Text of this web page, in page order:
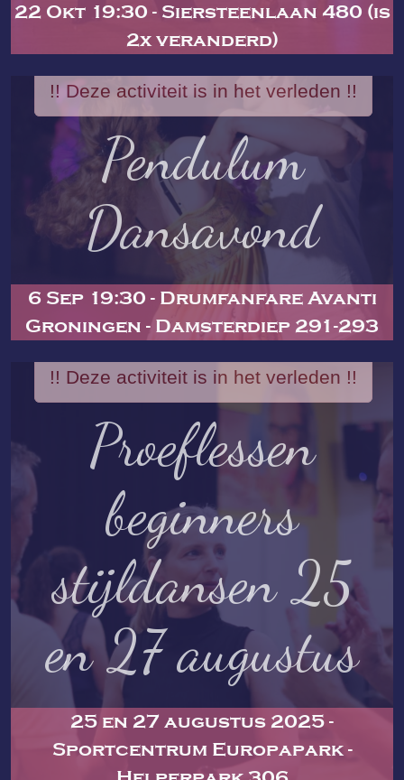
22 Okt 19:30 - Siersteenlaan 480 (is
2x veranderd)
!! Deze activiteit is in het verleden !!
Pendulum
Dansavond
6 Sep 19:30 - Drumfanfare Avanti
Groningen - Damsterdiep 291-293
!! Deze activiteit is in het verleden !!
Proeflessen
beginners
stijldansen 25
en 27 augustus
25 en 27 augustus 2025 -
Sportcentrum Europapark -